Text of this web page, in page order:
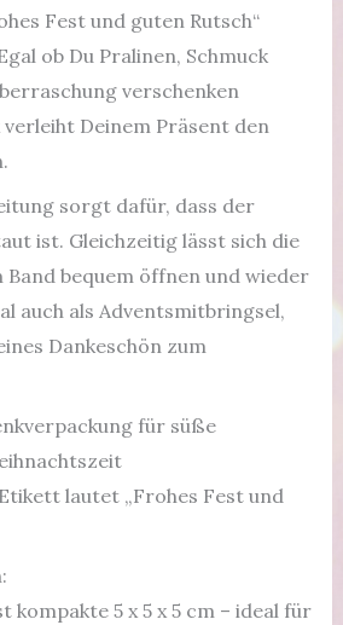
Fest und guten Rutsch“
ob Du Pralinen, Schmuck
verschenken
Deinem Präsent den
sorgt dafür, dass der
ist. Gleichzeitig lässt sich die
Band bequem öffnen und wieder
auch als Adventsmitbringsel,
Dankeschön zum
für süße
lautet „Frohes Fest und
kompakte 5 x 5 x 5 cm – ideal für